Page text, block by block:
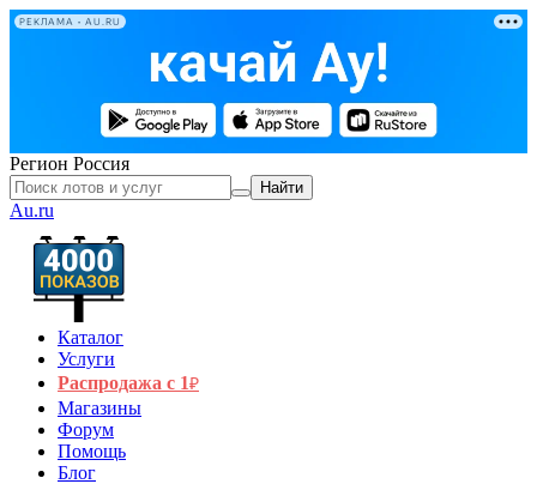
РЕКЛАМА • AU.RU
Регион Россия
Найти
Au.ru
Каталог
Услуги
Распродажа с 1₽
Магазины
Форум
Помощь
Блог